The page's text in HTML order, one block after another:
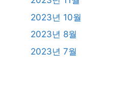
2023년 10월
2023년 8월
2023년 7월